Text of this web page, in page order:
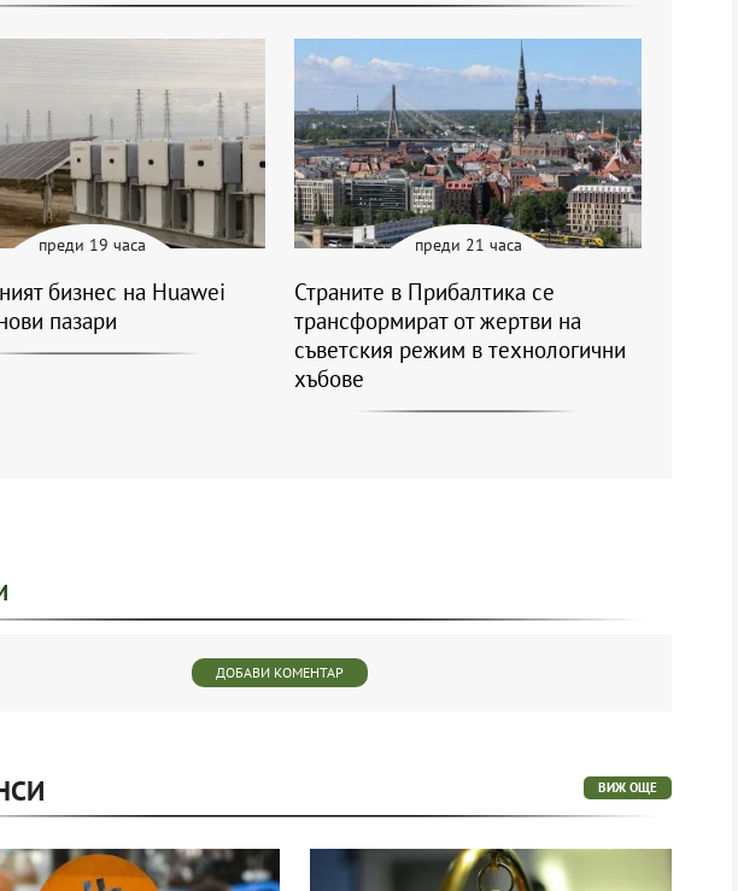
преди 19 часа
бизнес на Huawei
пазари
преди 21 часа
Страните в Прибалтика се
трансформират от жертви на
съветския режим в технологични
хъбове
ДОБАВИ КОМЕНТАР
ВИЖ ОЩЕ